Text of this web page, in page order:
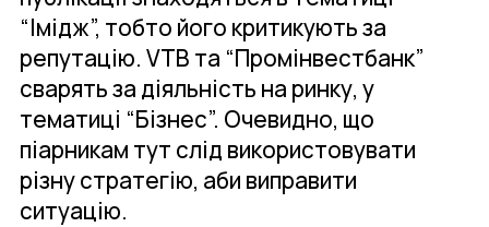
“Імідж”, тобто його критикують за
репутацію. VTB та “Промінвестбанк”
сварять за діяльність на ринку, у
тематиці “Бізнес”. Очевидно, що
піарникам тут слід використовувати
різну стратегію, аби виправити
ситуацію.